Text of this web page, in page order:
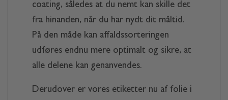
coating, således at du nemt kan skille det
fra hinanden, når du har nydt dit måltid.
På den måde kan affaldssorteringen
udføres endnu mere optimalt og sikre, at
alle delene kan genanvendes.
Derudover er vores etiketter nu af folie i